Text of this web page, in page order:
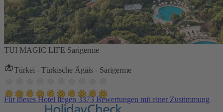
TUI MAGIC LIFE Sarigerme
Türkei - Türkische Ägäis - Sarigerme
Für dieses Hotel liegen 3373 Bewertungen mit einer Zustimmung